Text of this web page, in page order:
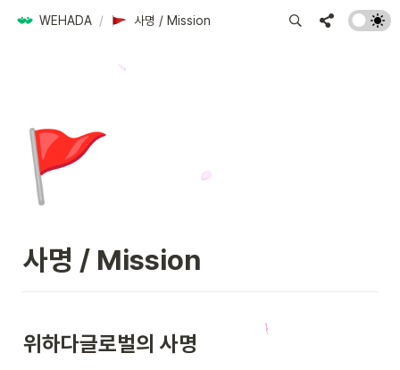
WEHADA / 사명 / Mission
🚩
사명 / Mission
위하다글로벌의 사명